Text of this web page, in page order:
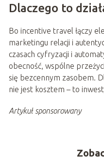
Dlaczego to
Bo incentive travel łączy
marketingu relacji i
czasach cyfryzacji i
obecność, wspólne
się bezcennym zasobem.
nie jest kosztem – to
Artykuł sponsorowany